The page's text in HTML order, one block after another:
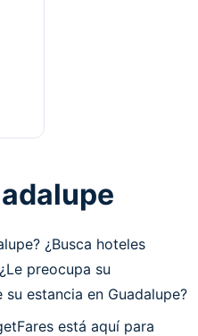
¿Busca hoteles
preocupa su
estancia en Guadalupe?
está aquí para